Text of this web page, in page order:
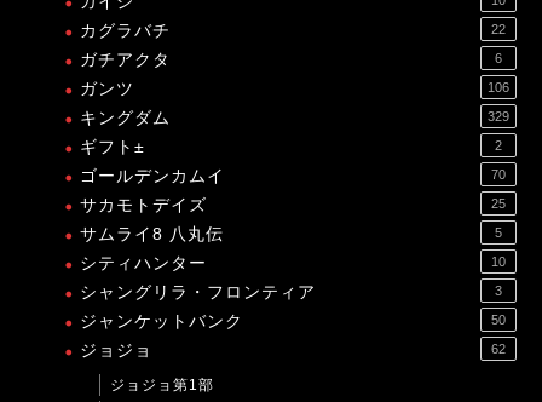
カグラバチ 22
ガチアクタ 6
ガンツ 106
キングダム 329
ギフト± 2
ゴールデンカムイ 70
サカモトデイズ 25
サムライ8 八丸伝 5
シティハンター 10
シャングリラ・フロンティア 3
ジャンケットバンク 50
ジョジョ 62
ジョジョ第1部